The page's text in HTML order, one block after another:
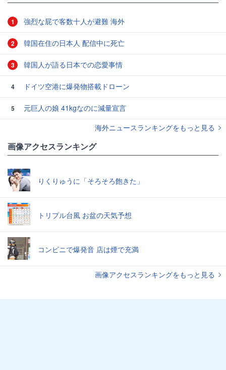
1 強烈な屁で客数十人が避難 海外
2 韓国在住の日本人 配信中に死亡
3 韓国人が語る日本での恋愛事情
4 ドイツ空港に爆発物搭載ドローン
5
元巨人の娘 41kgなのに減量宣言
海外ニュースランキングをもっと見る
画像アクセスランキング
りくりゅうに「そろそろ飽きた」
トリプル台風 お盆の天気予想
コンビニで爆発音 店は煙で充満
画像アクセスランキングをもっと見る